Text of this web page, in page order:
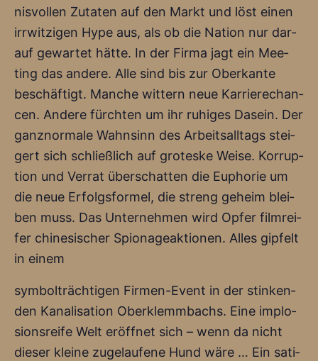
nis­vol­len Zuta­ten auf den Markt und löst einen
irr­wit­zi­gen Hype aus, als ob die Nati­on nur dar­
auf gewar­tet hät­te. In der Fir­ma jagt ein Mee­
ting das ande­re. Alle sind bis zur Ober­kan­te
beschäf­tigt. Man­che wit­tern neue Kar­rie­re­chan­
cen. Ande­re fürch­ten um ihr ruhi­ges Dasein. Der
ganz­nor­ma­le Wahn­sinn des Arbeits­all­tags stei­
gert sich schließ­lich auf gro­tes­ke Wei­se. Kor­rup­
ti­on und Ver­rat über­schat­ten die Eupho­rie um
die neue Erfolgs­for­mel, die streng geheim blei­
ben muss. Das Unter­neh­men wird Opfer film­rei­
fer chi­ne­si­scher Spio­na­ge­ak­tio­nen. Alles gip­felt
in einem
sym­bol­träch­ti­gen Fir­men-Event in der stin­ken­
den Kana­li­sa­ti­on Ober­klemm­bachs. Eine implo­
si­ons­rei­fe Welt eröff­net sich – wenn da nicht
die­ser klei­ne zuge­lau­fe­ne Hund wäre … Ein sati­